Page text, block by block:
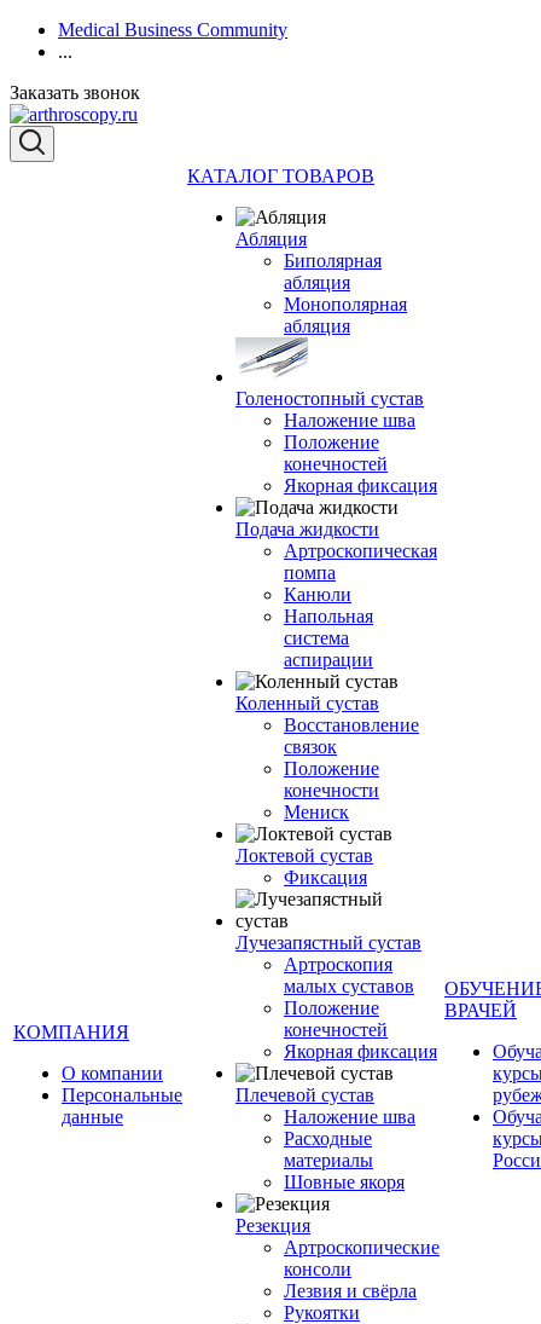
Medical Business Community
...
Заказать звонок
КОМПАНИЯ
О компании
Персональные
данные
КАТАЛОГ ТОВАРОВ
Абляция
Биполярная
абляция
Монополярная
абляция
Голеностопный сустав
Наложение шва
Положение
конечностей
Якорная фиксация
Подача жидкости
Артроскопическая
помпа
Канюли
Напольная
система
аспирации
Коленный сустав
Восстановление
связок
Положение
конечности
Мениск
Локтевой сустав
Фиксация
Лучезапястный сустав
Артроскопия
малых суставов
Положение
конечностей
Якорная фиксация
Плечевой сустав
Наложение шва
Расходные
материалы
Шовные якоря
Резекция
Артроскопические
консоли
Лезвия и свёрла
Рукоятки
ВРАЧЕЙ